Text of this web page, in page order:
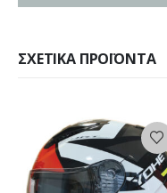
ΣΧΕΤΙΚΆ ΠΡΟΪΌΝΤΑ